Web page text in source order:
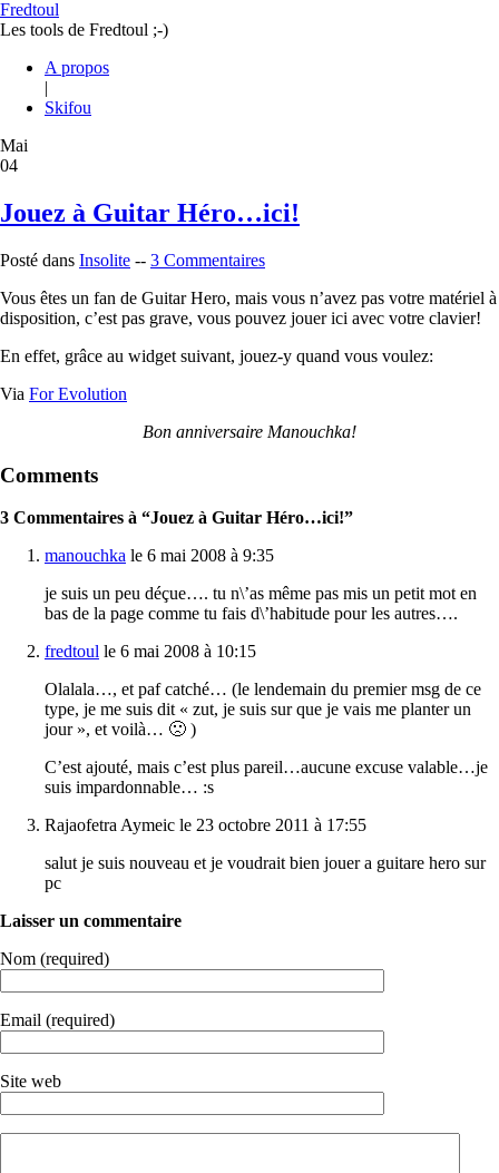
Fredtoul
Les tools de Fredtoul ;-)
A propos
|
Skifou
Mai
04
Jouez à Guitar Héro…ici!
Posté dans Insolite -- 3 Commentaires
Vous êtes un fan de Guitar Hero, mais vous n’avez pas votre matériel à
disposition, c’est pas grave, vous pouvez jouer ici avec votre clavier!
En effet, grâce au widget suivant, jouez-y quand vous voulez:
Via For Evolution
Bon anniversaire Manouchka!
Comments
3 Commentaires à “Jouez à Guitar Héro…ici!”
manouchka le 6 mai 2008 à 9:35
je suis un peu déçue…. tu n\’as même pas mis un petit mot en
bas de la page comme tu fais d\’habitude pour les autres….
fredtoul le 6 mai 2008 à 10:15
Olalala…, et paf catché… (le lendemain du premier msg de ce
type, je me suis dit « zut, je suis sur que je vais me planter un
jour », et voilà… 🙁 )
C’est ajouté, mais c’est plus pareil…aucune excuse valable…je
suis impardonnable… :s
Rajaofetra Aymeic le 23 octobre 2011 à 17:55
salut je suis nouveau et je voudrait bien jouer a guitare hero sur
pc
Laisser un commentaire
Nom (required)
Email (required)
Site web